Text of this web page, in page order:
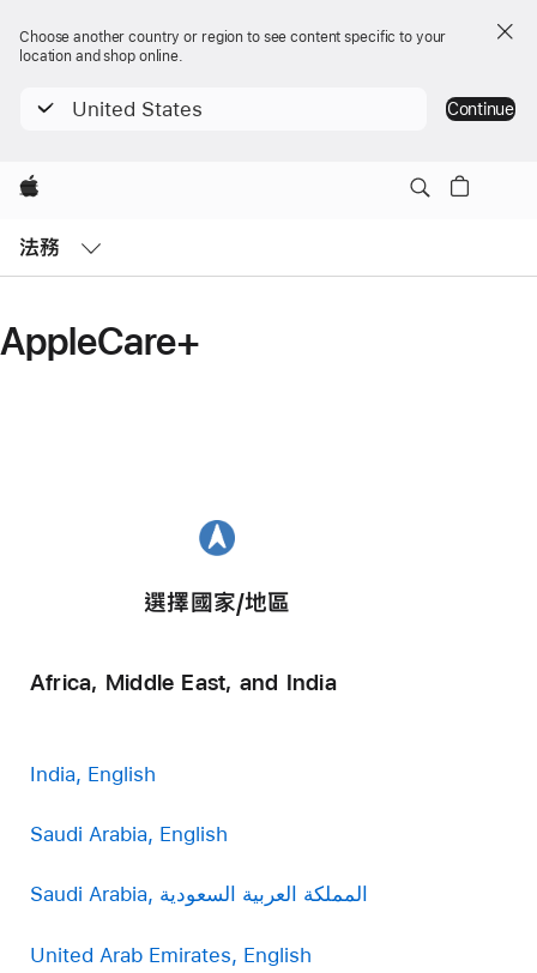
Choose another country or region to see content specific to your
location and shop online.
United States Continue
Apple
法務
Menu
AppleCare+
選擇國家/地區
Africa, Middle East, and India
India, English
Saudi Arabia, English
Saudi Arabia, المملكة العربية السعودية
United Arab Emirates, English